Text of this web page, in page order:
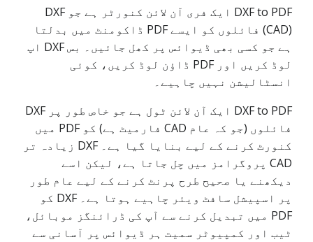
DXF to PDF ایک فری آن لائن کنورٹر ہے جو DXF
(CAD) فائلوں کو ایسے PDF ڈاکومنٹ میں بدلتا
ہے جو کسی بھی ڈیوائس پر کھل جائیں۔ بس DXF اپ
لوڈ کریں اور PDF ڈاؤن لوڈ کریں، کوئی
انسٹالیشن نہیں چاہیے۔
DXF to PDF ایک آن لائن ٹول ہے جو خاص طور پر DXF
فائلوں (جو کہ عام CAD فارمیٹ ہے) کو PDF میں
کنورٹ کرنے کے لیے بنایا گیا ہے۔ DXF زیادہ تر
CAD پروگرامز میں چل جاتا ہے، لیکن اسے
دیکھنے یا صحیح طرح پرنٹ کرنے کے لیے عام طور
پر اسپیشل سافٹ ویئر چاہیے ہوتا ہے۔ DXF کو
PDF میں تبدیل کرنے سے آپ کی ڈرائنگز موبائل،
ٹیب اور کمپیوٹر سمیت ہر ڈیوائس پر آسانی سے